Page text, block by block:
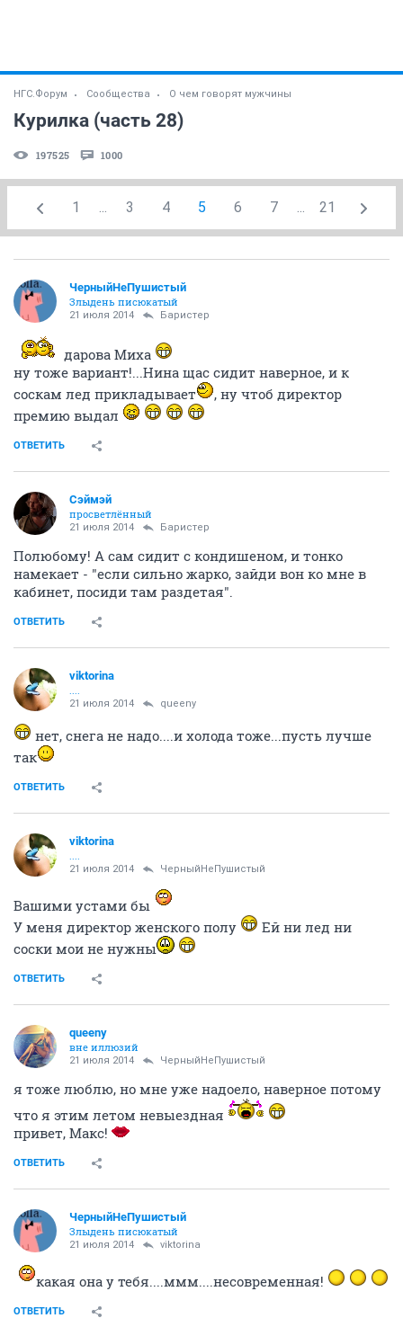
НГС.Форум Сообщества О чем говорят мужчины
Курилка (часть 28)
197525 1000
1 ... 3 4 5 6 7 ... 21
ЧерныйНеПушистый
Злыдень писюкатый
21 июля 2014 Баристер
дарова Миха
ну тоже вариант!...Нина щас сидит наверное, и к
соскам лед прикладывает
, ну чтоб директор
премию выдал
ОТВЕТИТЬ
Сэймэй
просветлённый
21 июля 2014 Баристер
Полюбому! А сам сидит с кондишеном, и тонко
намекает - "если сильно жарко, зайди вон ко мне в
кабинет, посиди там раздетая".
ОТВЕТИТЬ
viktorina
21 июля 2014 queeny
нет, снега не надо....и холода тоже...пусть лучше
так
ОТВЕТИТЬ
viktorina
21 июля 2014 ЧерныйНеПушистый
Вашими устами бы
У меня директор женского полу
Ей ни лед ни
соски мои не нужны
ОТВЕТИТЬ
queeny
вне иллюзий
21 июля 2014 ЧерныйНеПушистый
я тоже люблю, но мне уже надоело, наверное потому
что я этим летом невыездная
привет, Макс!
ОТВЕТИТЬ
ЧерныйНеПушистый
Злыдень писюкатый
21 июля 2014 viktorina
какая она у тебя....ммм....несовременная!
ОТВЕТИТЬ